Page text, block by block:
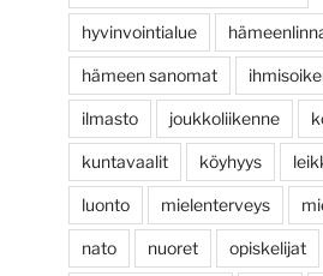
hyvinvointialue
hämeen sanomat
ilmasto joukkoliikenne
kuntavaalit köyhyys
luonto mielenterveys
nato nuoret opiskelijat